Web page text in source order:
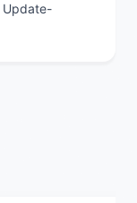
Update-